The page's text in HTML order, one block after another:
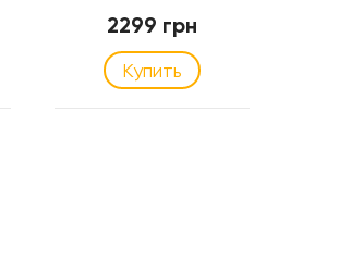
2299 грн
Купить